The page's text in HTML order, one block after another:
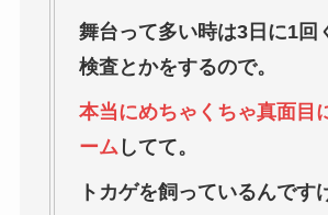
舞台って多い時は3日に1回
検査とかをするので。
本当にめちゃくちゃ真面目
ームしてて。
トカゲを飼っているんです